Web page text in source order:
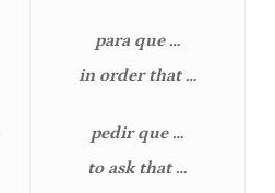
para que …
in order that …
pedir que …
to ask that …